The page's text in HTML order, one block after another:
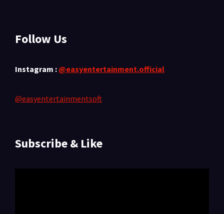
Follow Us
Instagram : @easyentertainment.official
@easyentertainmentsoft
Subscribe & Like